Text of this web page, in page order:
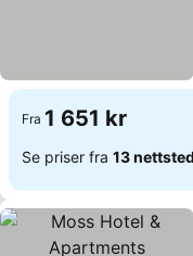
Fra 1 651 kr
Se priser fra 13